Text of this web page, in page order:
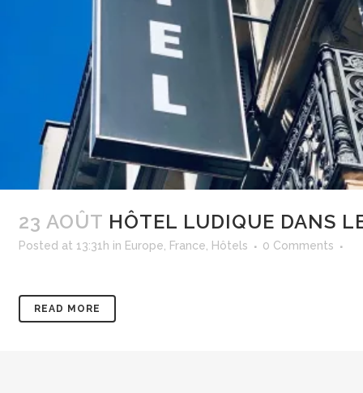
23 AOÛT HÔTEL LUDIQUE DANS
Posted at 13:31h in Europe France Hôtels 0 Comments
READ MORE